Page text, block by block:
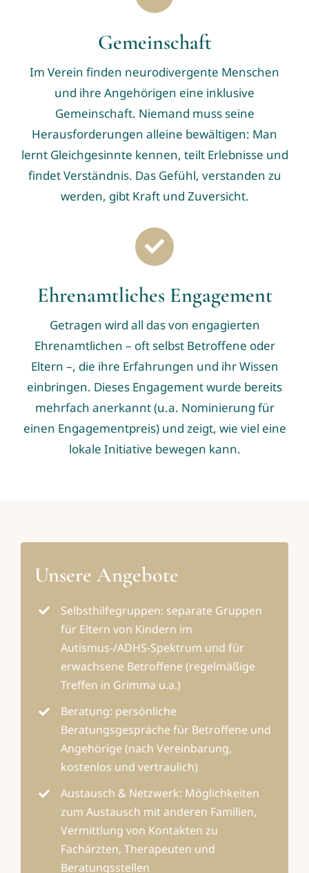
Gemeinschaft
Im Verein finden neurodivergente Menschen
und ihre Angehörigen eine inklusive
Gemeinschaft. Niemand muss seine
Herausforderungen alleine bewältigen: Man
lernt Gleichgesinnte kennen, teilt Erlebnisse und
findet Verständnis. Das Gefühl, verstanden zu
werden, gibt Kraft und Zuversicht.
Ehrenamtliches Engagement
Getragen wird all das von engagierten
Ehrenamtlichen – oft selbst Betroffene oder
Eltern –, die ihre Erfahrungen und ihr Wissen
einbringen. Dieses Engagement wurde bereits
mehrfach anerkannt (u.a. Nominierung für
einen Engagementpreis) und zeigt, wie viel eine
lokale Initiative bewegen kann.
Unsere Angebote
Selbsthilfegruppen: separate Gruppen
für Eltern von Kindern im
Autismus-/ADHS-Spektrum und für
erwachsene Betroffene (regelmäßige
Treffen in Grimma u.a.)
Beratung: persönliche
Beratungsgespräche für Betroffene und
Angehörige (nach Vereinbarung,
kostenlos und vertraulich)
Austausch & Netzwerk: Möglichkeiten
zum Austausch mit anderen Familien,
Vermittlung von Kontakten zu
Fachärzten, Therapeuten und
Beratungsstellen